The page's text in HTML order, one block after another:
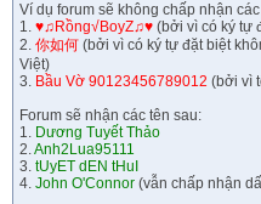
Ví dụ forum sẽ không chấp nhận
1. ♥♫Rồng√BoyZ♫♥ (bởi vì có ký tự
2. 你如何 (bởi vì có ký tự đặt biệt
Việt)
3. Bầu Vờ 90123456789012 (bởi vì
Forum sẽ nhận các tên sau:
1. Dương Tuyết Thảo
2.Anh2Lua95111
3. tUyET dEN tHuI
4. John O'Connor (vẫn chấp nhận